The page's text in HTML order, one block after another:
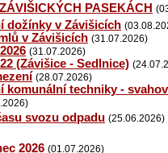
PASEKÁCH
dožínky v Závišicích
v Závišicích (31.07.2026)
(31.07.2026)
(Závišice - Sedlnice)
(28.07.2026)
komunální techniky -
svozu odpadu (25.06.2026)
2026 (01.07.2026)